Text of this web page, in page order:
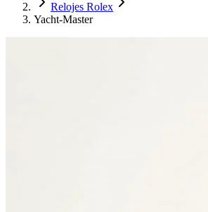
Relojes Rolex
Yacht-Master